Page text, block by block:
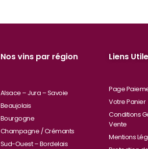
Nos vins par région
Alsace – Jura – Savoie
Beaujolais
Bourgogne
Champagne / Crémants
Sud-Ouest – Bordelais
Liens
Page
Votre Panier
Conditions
Vente
Mentions